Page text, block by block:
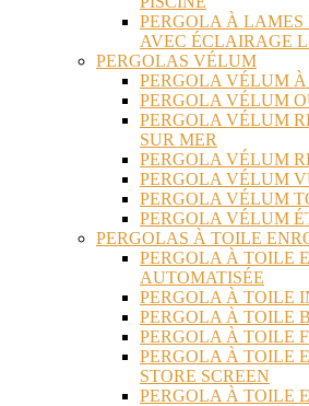
PERGOLA À LAMES
AVEC ÉCLAIRAGE
PERGOLAS VÉLUM
PERGOLA VÉLUM
PERGOLA VÉLUM
PERGOLA VÉLUM
SUR MER
PERGOLA VÉLUM
PERGOLA VÉLUM
PERGOLA VÉLUM
PERGOLA VÉLUM
PERGOLAS À TOILE
PERGOLA À TOILE
AUTOMATISÉE
PERGOLA À TOILE
PERGOLA À TOILE
PERGOLA À TOILE
PERGOLA À TOILE
STORE SCREEN
PERGOLA À TOILE